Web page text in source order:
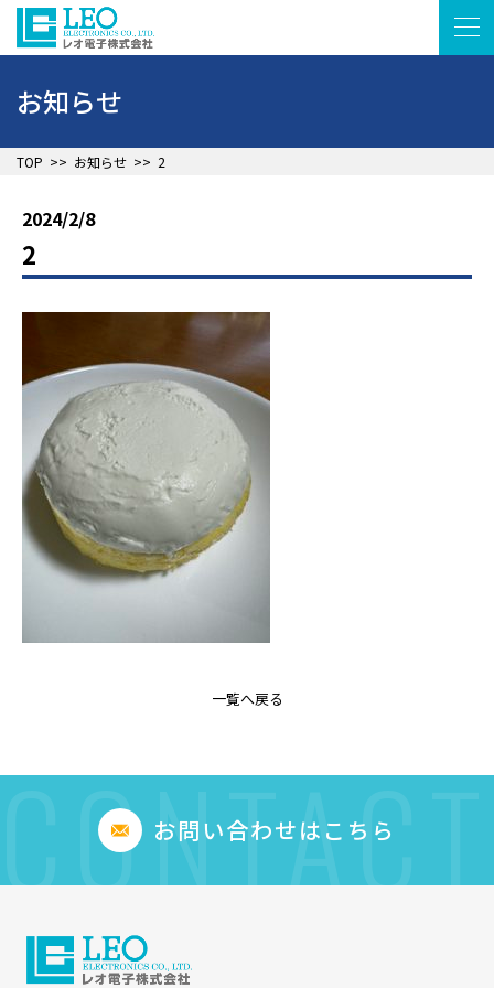
お知らせ
TOP >> お知らせ >> 2
2024/2/8
2
一覧へ戻る
お問い合わせはこちら
CONTACT